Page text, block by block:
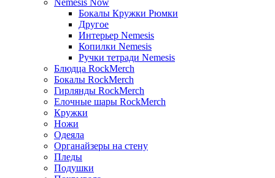
Nemesis Now
Бокалы Кружки Рюмки
Другое
Интерьер Nemesis
Копилки Nemesis
Ручки тетради Nemesis
Блюдца RockMerch
Бокалы RockMerch
Гирлянды RockMerch
Елочные шары RockMerch
Кружки
Ножи
Одеяла
Органайзеры на стену
Пледы
Подушки